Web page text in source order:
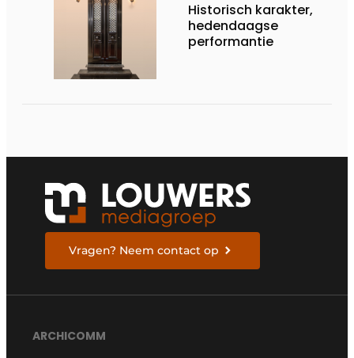
Historisch karakter,
hedendaagse
performantie
Vragen? Neem contact op
ARCHICOMM